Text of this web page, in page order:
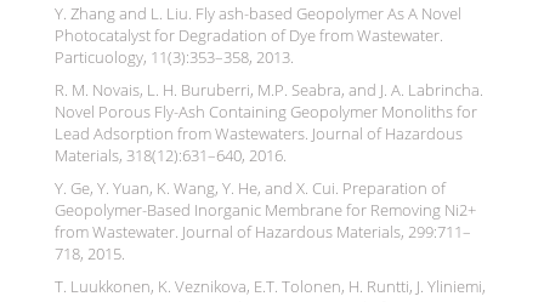
Y. Zhang and L. Liu. Fly ash-based Geopolymer As A Novel
Photocatalyst for Degradation of Dye from Wastewater.
Particuology, 11(3):353–358, 2013.
R. M. Novais, L. H. Buruberri, M.P. Seabra, and J. A. Labrincha.
Novel Porous Fly-Ash Containing Geopolymer Monoliths for
Lead Adsorption from Wastewaters. Journal of Hazardous
Materials, 318(12):631–640, 2016.
Y. Ge, Y. Yuan, K. Wang, Y. He, and X. Cui. Preparation of
Geopolymer-Based Inorganic Membrane for Removing Ni2+
from Wastewater. Journal of Hazardous Materials, 299:711–
718, 2015.
T. Luukkonen, K. Veznikova, E.T. Tolonen, H. Runtti, J. Yliniemi,